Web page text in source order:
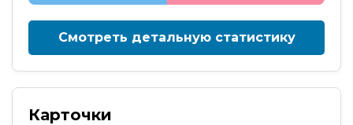
Смотреть детальную статистику
Карточки